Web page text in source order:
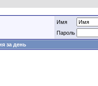
Имя
Пароль
за день